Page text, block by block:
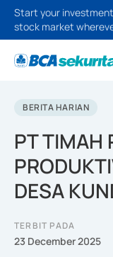
Start your
stock market
BERITA HARIAN
PT TIMAH
DESA
TERBIT PADA
23 December 2025